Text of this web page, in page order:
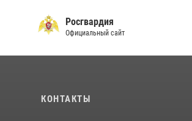
Росгвардия
Официальный сайт
КОНТАКТЫ